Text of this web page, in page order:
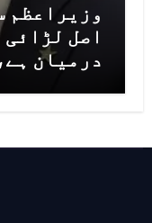
وزیراعظم
اصل
درمیان